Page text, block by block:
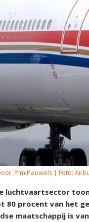
Pim Pauwels | Foto:
luchtvaartsector
80 procent van het
maatschappij is